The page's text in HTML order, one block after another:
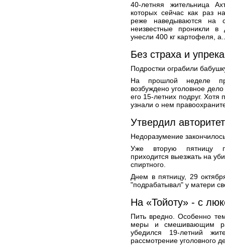
40-летняя жительница
которых сейчас как раз
реже наведываются на
неизвестные проникли
унесли 400 кг картофеля,
Без страха и упрека
Подростки ограбили
На прошлой неделе
возбуждено уголовное
его 15-летних подруг.
узнали о нем
Утвердил авторитет
Недоразумение
Уже вторую пятницу
приходится выезжать на
спиртного.
Днем в пятницу, 29
"подрабатывал" у матери
На «Тойоту» - с
Пить вредно. Особенно
меры и смешивающим
убедился 19-летний
рассмотрение уголовного